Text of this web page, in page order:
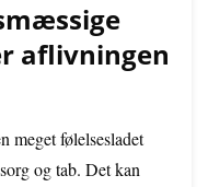
aflivningen
meget følelsesladet
og tab. Det kan